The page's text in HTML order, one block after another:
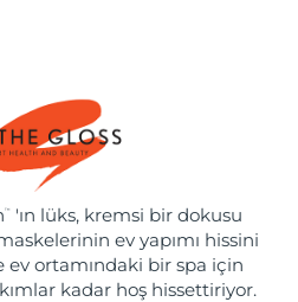
™
'ın lüks, kremsi bir dokusu
ev yapımı hissini
ev ortamındaki bir spa için
kadar hoş hissettiriyor.